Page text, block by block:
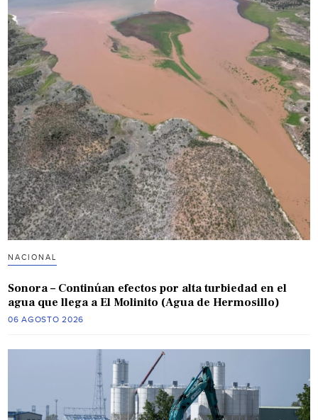
NACIONAL
Sonora – Continúan efectos por alta turbiedad en el
agua que llega a El Molinito (Agua de Hermosillo)
06 AGOSTO 2026